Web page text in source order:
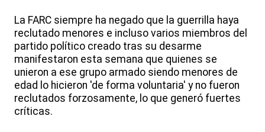
La FARC siempre ha negado que la guerrilla haya
reclutado menores e incluso varios miembros del
partido político creado tras su desarme
manifestaron esta semana que quienes se
unieron a ese grupo armado siendo menores de
edad lo hicieron 'de forma voluntaria' y no fueron
reclutados forzosamente, lo que generó fuertes
críticas.